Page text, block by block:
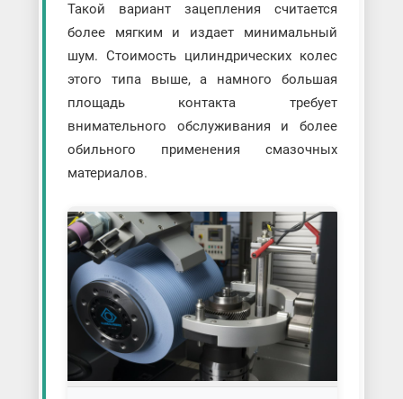
Такой вариант зацепления считается
более мягким и издает минимальный
шум. Стоимость цилиндрических колес
этого типа выше, а намного большая
площадь контакта требует
внимательного обслуживания и более
обильного применения смазочных
материалов.